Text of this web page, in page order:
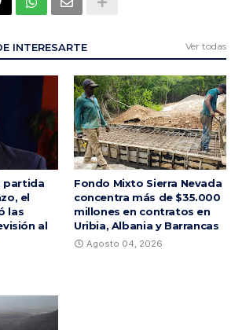
INTERESARTE Ver todas
partida
el
las
al
Fondo Mixto Sierra Nevada
concentra más de $35.000
millones en contratos en
Uribia, Albania y Barrancas
Agosto 04, 2026